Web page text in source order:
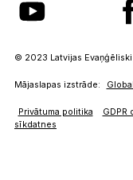
© 2023 Latvijas
Mājaslapas izstrāde:
Privātuma politika GDPR
sīkdatnes